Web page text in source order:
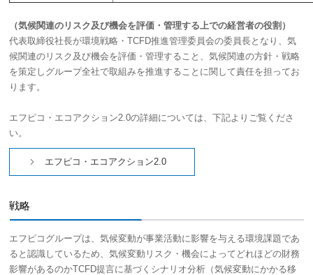
（気候関連のリスク及び機会を評価・管理する上での経営者の役割）
代表取締役社長が環境戦略・TCFD推進管理委員会の委員長となり、気
候関連のリスク及び機会を評価・管理すること、気候関連の方針・戦略
を策定しグループ全社で取組みを推進することに関して責任を担ってお
ります。
エフピコ・エコアクション2.0の詳細については、下記よりご覧くださ
い。
エフピコ・エコアクション2.0
戦略
エフピコグループは、気候変動が事業活動に影響を与える環境課題であ
ると認識しているため、気候変動リスク・機会によってどれほどの財務
影響があるのかTCFD提言に基づくシナリオ分析（気候変動にかかる移